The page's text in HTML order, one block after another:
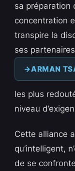
sa préparation
concentration
transpire la
ses
ARMAN
les plus
niveau
Cette alliance
qu’intelligent,
de se